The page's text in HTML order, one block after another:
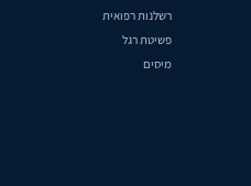
רשלנות רפואית
פשיטת רגל
מיסים